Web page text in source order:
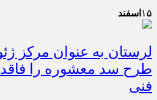
۱۵ اسفند
لرستان به عنوان مرکز
طرح سد معشوره را فاقد
فنی